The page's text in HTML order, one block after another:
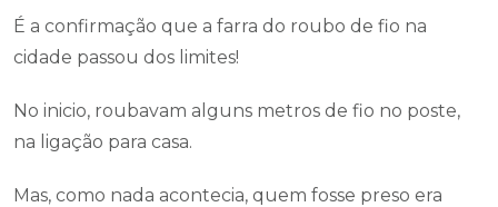
É a confirmação que a farra do roubo de fio na
cidade passou dos limites!
No inicio, roubavam alguns metros de fio no poste,
na ligação para casa.
Mas, como nada acontecia, quem fosse preso era